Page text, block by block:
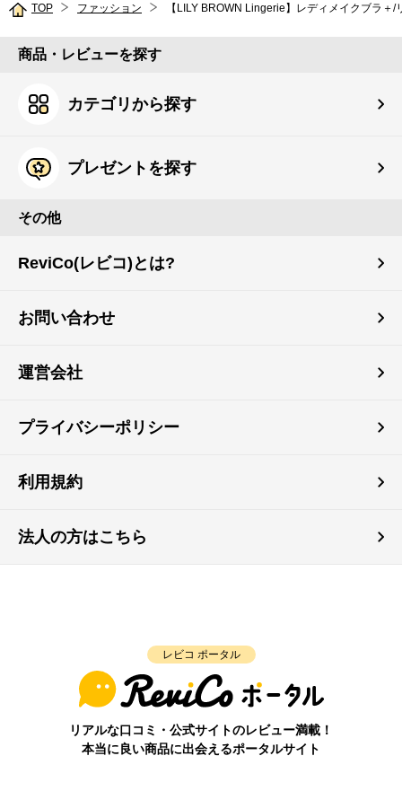
TOP ファッション 【LILY BROWN Lingerie】レディメイクブラ＋/
商品・レビューを探す
カテゴリから探す
プレゼントを探す
その他
ReviCo(レビコ)とは?
お問い合わせ
運営会社
プライバシーポリシー
利用規約
法人の方はこちら
レビコ ポータル
リアルな口コミ・公式サイトのレビュー満載！
本当に良い商品に出会えるポータルサイト